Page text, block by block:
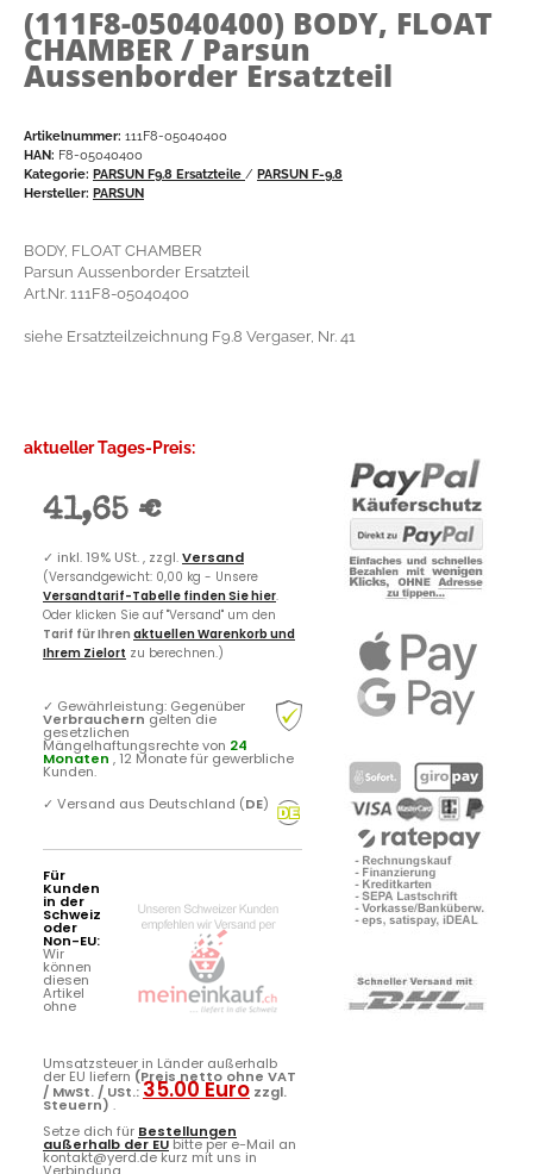
(111F8-05040400) BODY, FLOAT
CHAMBER / Parsun
Aussenborder Ersatzteil
Artikelnummer: 111F8-05040400
HAN: F8-05040400
Kategorie: PARSUN F9.8 Ersatzteile / PARSUN F-9.8
Hersteller: PARSUN
BODY, FLOAT CHAMBER
Parsun Aussenborder Ersatzteil
Art.Nr. 111F8-05040400
siehe Ersatzteilzeichnung F9.8 Vergaser, Nr. 41
aktueller Tages-Preis:
41,65 €
✓ inkl. 19% USt. , zzgl.Versand
(Versandgewicht: 0,00 kg - Unsere
Versandtarif-Tabelle finden Sie hier.
Oder klicken Sie auf "Versand" um den
Tarif für Ihren aktuellen Warenkorb und
Ihrem Zielort zu berechnen.)
✓ Gewährleistung: Gegenüber
Verbrauchern gelten die
gesetzlichen
Mängelhaftungsrechte von 24
Monaten , 12 Monate für gewerbliche
Kunden.
✓ Versand aus Deutschland (DE)
Für
Kunden
in der
Schweiz
oder
Non-EU:
Wir
können
diesen
Artikel
ohne
Umsatzsteuer in Länder außerhalb
der EU liefern (Preis netto ohne VAT
/ MwSt. / USt.:35.00 Euro zzgl.
Steuern) .
Setze dich für Bestellungen
außerhalb der EUbitte per e-Mail an
kontakt@yerd.de kurz mit uns in
Verbindung ...